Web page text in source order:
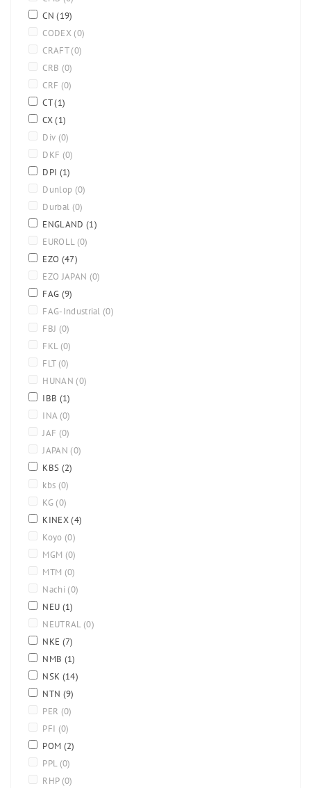
CN(19)
CODEX (0)
CRAFT(0)
CRB (0)
CRF (0)
CT(1)
CX(1)
Div (0)
DKF (0)
DPI (1)
Dunlop (0)
Durbal (0)
ENGLAND (1)
EUROLL (0)
EZO (47)
EZO JAPAN (0)
FAG (9)
FAG-Industrial (0)
FBJ (0)
FKL (0)
FLT (0)
HUNAN (0)
IBB (1)
INA (0)
JAF (0)
JAPAN (0)
KBS (2)
kbs (0)
KG (0)
KINEX(4)
Koyo (0)
MGM (0)
MTM (0)
Nachi (0)
NEU (1)
NEUTRAL (0)
NKE (7)
NMB (1)
NSK (14)
NTN (9)
PER (0)
PFI (0)
POM (2)
PPL (0)
RHP (0)